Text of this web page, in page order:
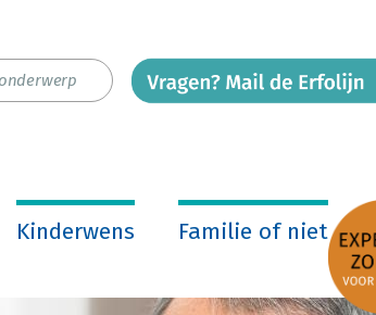
Kinderwens Familie of niet